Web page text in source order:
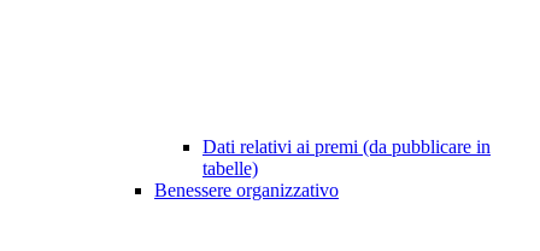
Dati relativi ai premi (da pubblicare in
tabelle)
Benessere organizzativo